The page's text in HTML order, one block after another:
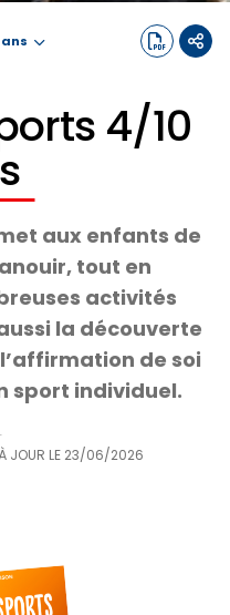
4/10
aux enfants de
tout en
activités
la découverte
de soi
sport individuel.
JOUR LE 23/06/2026